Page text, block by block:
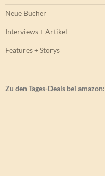
Neue Bücher
Interviews + Artikel
Features + Storys
Zu den Tages-Deals bei amazon: